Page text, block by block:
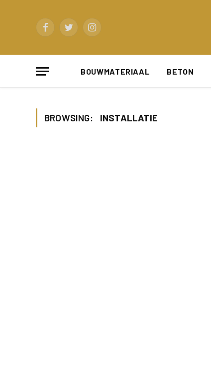
FacebookTwitterInstagram
BOUWMATERIAAL BETON
BROWSING: INSTALLATIE